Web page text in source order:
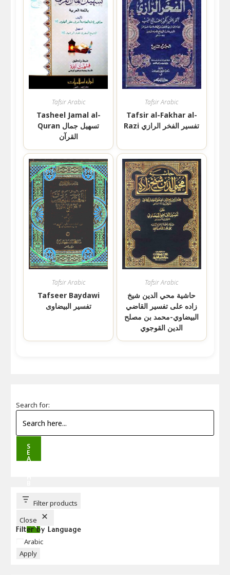
Tafsir Arabic
Tasheel Jamal al-
Quran تسھیل جمال
القرآن
Tafsir Arabic
Tafsir al-Fakhar al-
Razi تفسير الفخر الرازي
Tafsir Arabic
Tafseer Baydawi
تفسیر البیضاوی
Tafsir Arabic
حاشية محي الدين شيخ
زاده على تفسير القاضي
البيضاوي-محمد بن مصلح
الدين القوجوي
Search for:
S
E
A
T
T
Filter products
Close
Filter by Language
Language
Arabic
Apply